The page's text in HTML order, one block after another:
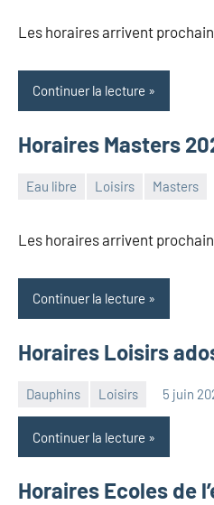
Les horaires arrivent
Continuer la lecture
Horaires Masters
Eau libre Loisirs Masters
Les horaires arrivent
Continuer la lecture
Horaires Loisirs
Dauphins Loisirs 5 juin
Admin
ONN
commentaires
Continuer la lecture
Horaires Ecoles de